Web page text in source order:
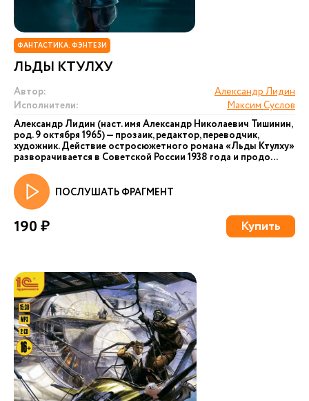
ФАНТАСТИКА. ФЭНТЕЗИ
ЛЬДЫ КТУЛХУ
Автор:
Александр Лидин
Исполнители:
Максим Суслов
Александр Лидин (наст. имя Александр Николаевич Тишинин,
род. 9 октября 1965) — прозаик, редактор, переводчик,
художник. Действие остросюжетного романа «Льды Ктулху»
разворачивается в Советской России 1938 года и продо...
ПОСЛУШАТЬ ФРАГМЕНТ
190 ₽ Купить